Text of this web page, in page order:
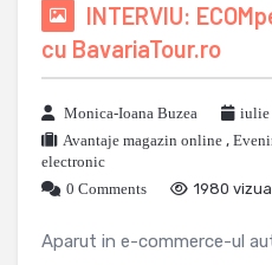
INTERVIU:
cu BavariaTour.ro
Monica-Ioana Buzea
iulie
Avantaje magazin online ,
electronic
0 Comments
1980
Aparut in e-commerce-ul